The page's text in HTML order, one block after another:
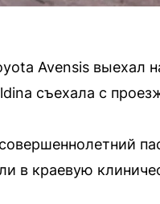
Avensis выехал
съехала с
в краевую